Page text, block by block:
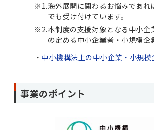
※1.海外展開に関わるお悩みであれ
でも受け付けています。
※2.本制度の支援対象となる中小企
の定める中小企業者・小規模企
中小機構法上の中小企業・小規
事業のポイント